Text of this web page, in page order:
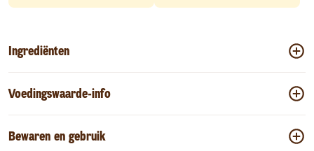
Ingrediënten
Voedingswaarde-info
Bewaren en gebruik